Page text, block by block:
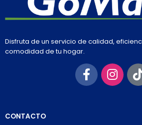
Disfruta de un servicio de calidad,
comodidad de tu hogar.
CONTACTO